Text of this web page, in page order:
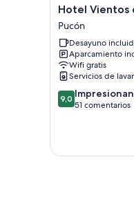
Hotel
Vientos
del
Sur
Pucón
Hotel Vientos
Pucón
Desayuno
Aparcamiento
Wifi gratis
Servicios de
9.0
sobre
9,0
51 comentarios